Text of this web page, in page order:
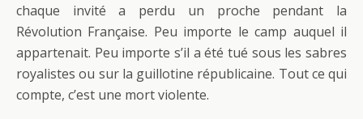
chaque invité a perdu un proche pendant la
Révolution Française. Peu importe le camp auquel il
appartenait. Peu importe s’il a été tué sous les sabres
royalistes ou sur la guillotine républicaine. Tout ce qui
compte, c’est une mort violente.